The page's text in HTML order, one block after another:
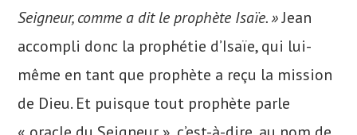
Seigneur, comme a dit le prophète Isaïe. »Jean
accompli donc la prophétie d’Isaïe, qui lui-
même en tant que prophète a reçu la mission
de Dieu. Et puisque tout prophète parle